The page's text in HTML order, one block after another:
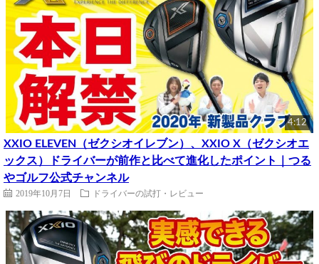
4:12
XXIO ELEVEN（ゼクシオイレブン）、XXIO X（ゼクシオエ
ックス）ドライバーが前作と比べて進化したポイント｜つる
やゴルフ公式チャンネル
2019年10月7日 ドライバーの試打・レビュー